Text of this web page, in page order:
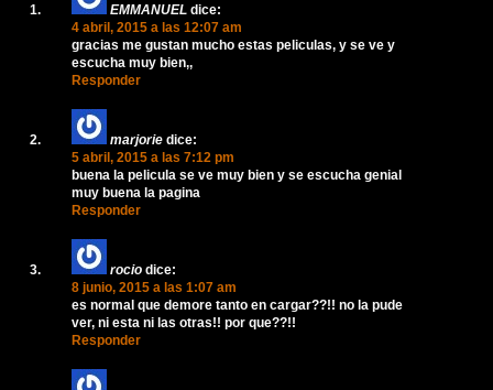
EMMANUEL dice:
4 abril, 2015 a las 12:07 am
gracias me gustan mucho estas peliculas, y se ve y
escucha muy bien,,
Responder
marjorie dice:
5 abril, 2015 a las 7:12 pm
buena la pelicula se ve muy bien y se escucha genial
muy buena la pagina
Responder
rocio dice:
8 junio, 2015 a las 1:07 am
es normal que demore tanto en cargar??!! no la pude
ver, ni esta ni las otras!! por que??!!
Responder